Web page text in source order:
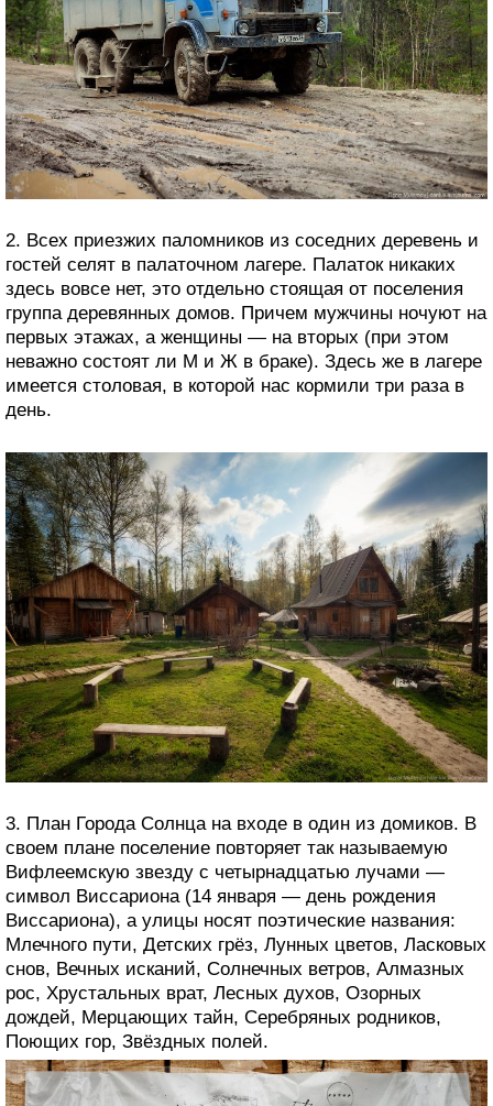
2. Всех приезжих паломников из соседних деревень и
гостей селят в палаточном лагере. Палаток никаких
здесь вовсе нет, это отдельно стоящая от поселения
группа деревянных домов. Причем мужчины ночуют на
первых этажах, а женщины — на вторых (при этом
неважно состоят ли М и Ж в браке). Здесь же в лагере
имеется столовая, в которой нас кормили три раза в
день.
3. План Города Солнца на входе в один из домиков. В
своем плане поселение повторяет так называемую
Вифлеемскую звезду с четырнадцатью лучами —
символ Виссариона (14 января — день рождения
Виссариона), а улицы носят поэтические названия:
Млечного пути, Детских грёз, Лунных цветов, Ласковых
снов, Вечных исканий, Солнечных ветров, Алмазных
рос, Хрустальных врат, Лесных духов, Озорных
дождей, Мерцающих тайн, Серебряных родников,
Поющих гор, Звёздных полей.